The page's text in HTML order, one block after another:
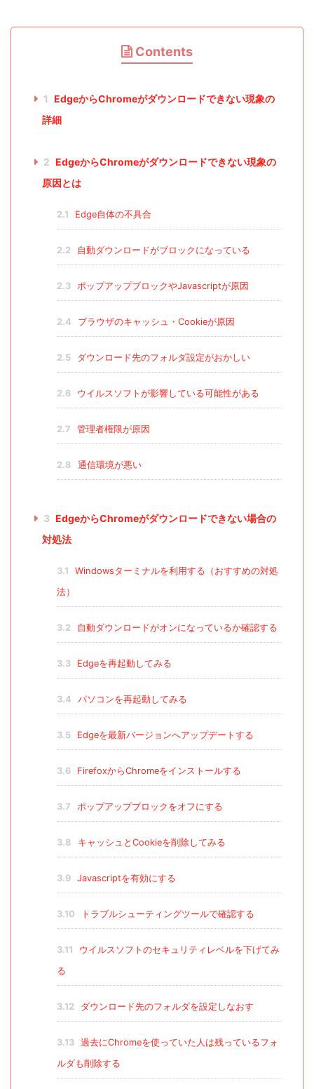
Contents
1 EdgeからChromeがダウンロードできない現象の
詳細
2 EdgeからChromeがダウンロードできない現象の
原因とは
2.1 Edge自体の不具合
2.2 自動ダウンロードがブロックになっている
2.3 ポップアップブロックやJavascriptが原因
2.4 ブラウザのキャッシュ・Cookieが原因
2.5 ダウンロード先のフォルダ設定がおかしい
2.6 ウイルスソフトが影響している可能性がある
2.7 管理者権限が原因
2.8 通信環境が悪い
3 EdgeからChromeがダウンロードできない場合の
対処法
3.1
Windowsターミナルを利用する（おすすめの対処
法）
3.2 自動ダウンロードがオンになっているか確認する
3.3 Edgeを再起動してみる
3.4 パソコンを再起動してみる
3.5 Edgeを最新バージョンへアップデートする
3.6 FirefoxからChromeをインストールする
3.7 ポップアップブロックをオフにする
3.8 キャッシュとCookieを削除してみる
3.9 Javascriptを有効にする
3.10 トラブルシューティングツールで確認する
3.11
ウイルスソフトのセキュリティレベルを下げてみ
る
3.12 ダウンロード先のフォルダを設定しなおす
3.13
過去にChromeを使っていた人は残っているフォ
ルダも削除する